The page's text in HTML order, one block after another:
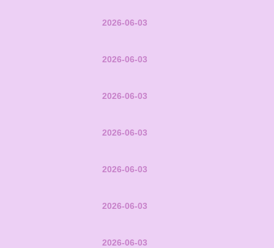
2026-06-03
2026-06-03
2026-06-03
2026-06-03
2026-06-03
2026-06-03
2026-06-03